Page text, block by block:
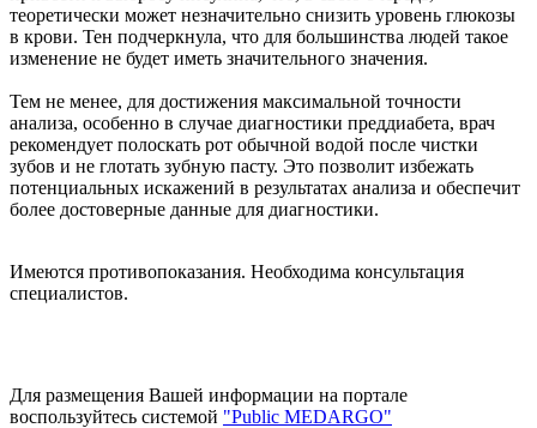
теоретически может незначительно снизить уровень глюкозы
в крови. Тен подчеркнула, что для большинства людей такое
изменение не будет иметь значительного значения.
Тем не менее, для достижения максимальной точности
анализа, особенно в случае диагностики преддиабета, врач
рекомендует полоскать рот обычной водой после чистки
зубов и не глотать зубную пасту. Это позволит избежать
потенциальных искажений в результатах анализа и обеспечит
более достоверные данные для диагностики.
Имеются противопоказания. Необходима консультация
специалистов.
Для размещения Вашей информации на портале
воспользуйтесь системой "Public MEDARGO"